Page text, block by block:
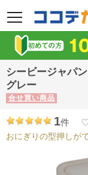
メニュー
シービージャパ
グレー
合せ買い商品
1件
おにぎりの型押しが